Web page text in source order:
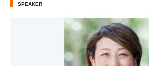
SPEAKER